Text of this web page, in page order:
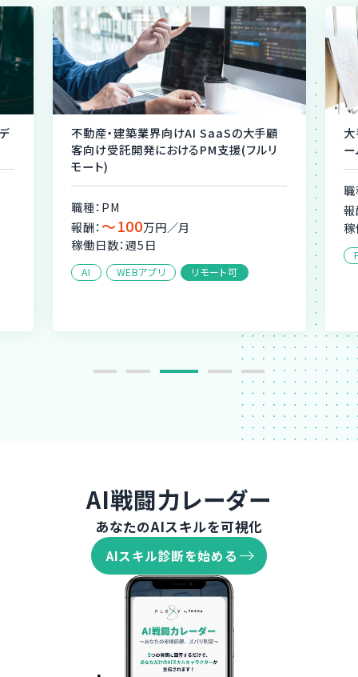
不動産・建築業界向けAI SaaSの大手顧
客向け受託開発におけるPM支援(フルリ
モート)
職種：PM
報酬： 〜100万円／月
稼働日数：週5日
AI WEBアプリ リモート可
報
AI戦闘力レーダー
あなたのAIスキルを可視化
AIスキル診断を始める